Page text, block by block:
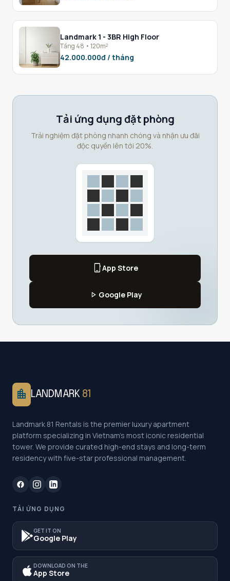
Landmark 1 - 3BR High Floor
Tầng 48 • 120m²
42.000.000đ / tháng
Tải ứng dụng đặt phòng
Trải nghiệm đặt phòng nhanh chóng và nhận ưu đãi
độc quyền lên tới 20%.
phone_iphoneApp Store
play_arrow Google Play
location_city LANDMARK 81
Landmark 81 Rentals is the premier luxury apartment
platform specializing in Vietnam's most iconic residential
tower. We provide curated high-end stays and long-term
residency with five-star professional management.
TẢI ỨNG DỤNG
GET IT ON
Google Play
DOWNLOAD ON THE
App Store